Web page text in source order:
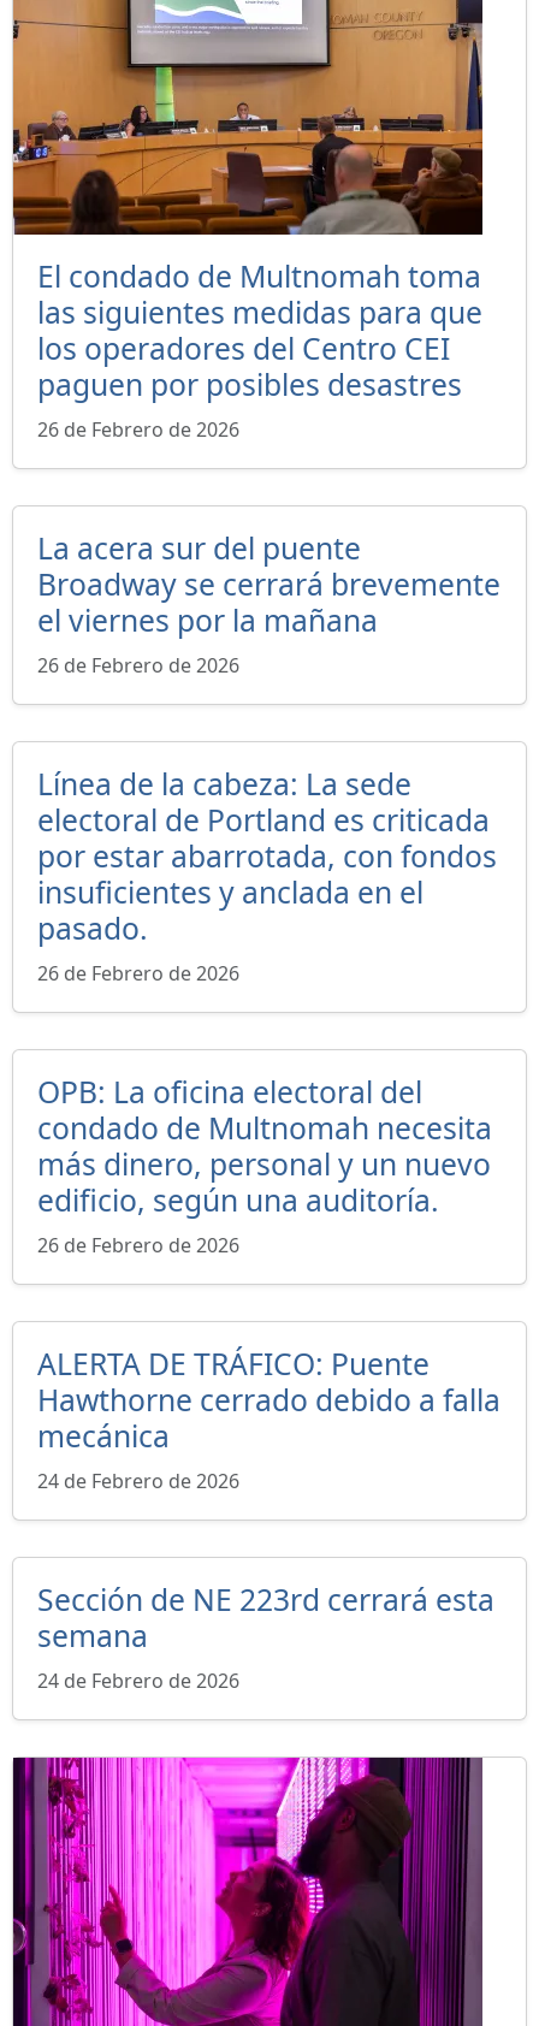
El condado de Multnomah toma
las siguientes medidas para que
los operadores del Centro CEI
paguen por posibles desastres
26 de Febrero de 2026
La acera sur del puente
Broadway se cerrará brevemente
el viernes por la mañana
26 de Febrero de 2026
Línea de la cabeza: La sede
electoral de Portland es criticada
por estar abarrotada, con fondos
insuficientes y anclada en el
pasado.
26 de Febrero de 2026
OPB: La oficina electoral del
condado de Multnomah necesita
más dinero, personal y un nuevo
edificio, según una auditoría.
26 de Febrero de 2026
ALERTA DE TRÁFICO: Puente
Hawthorne cerrado debido a falla
mecánica
24 de Febrero de 2026
Sección de NE 223rd cerrará esta
semana
24 de Febrero de 2026